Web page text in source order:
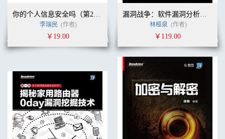
你的个人信息安全吗（第2版）
李瑞民 (作者)
￥19.00
漏洞战争：软件漏洞分析精要
林桠泉 (作者)
￥119.00